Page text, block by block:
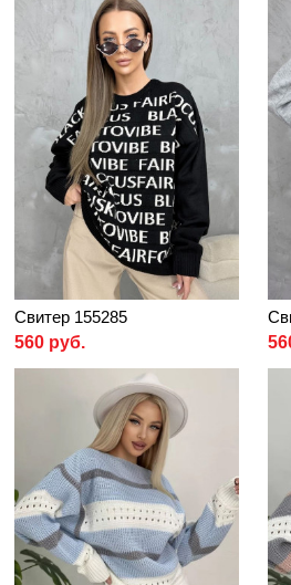
Свитер 155285
560 руб.